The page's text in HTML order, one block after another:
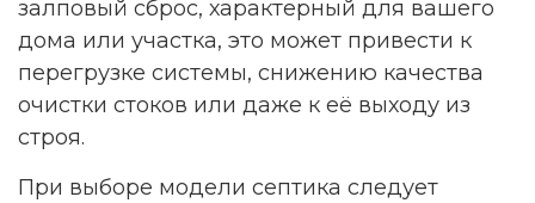
залповый сброс, характерный для вашего
дома или участка, это может привести к
перегрузке системы, снижению качества
очистки стоков или даже к её выходу из
строя.
При выборе модели септика следует